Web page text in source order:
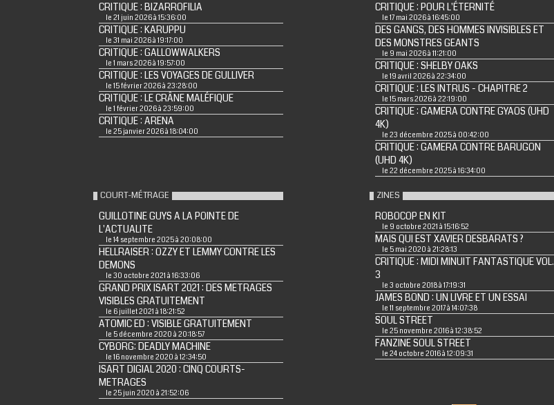
CRITIQUE : BIZARROFILIA
le 21 juin 2026 à 15:36:00
CRITIQUE : KARUPPU
le 31 mai 2026 à 19:17:00
CRITIQUE : GALLOWWALKERS
le 1 mars 2026 à 19:57:00
CRITIQUE : LES VOYAGES DE GULLIVER
le 15 février 2026 à 23:28:00
CRITIQUE : LE CRÂNE MALÉFIQUE
le 1 février 2026 à 23:59:00
CRITIQUE : ARENA
le 25 janvier 2026 à 18:04:00
CRITIQUE : POUR L'ÉTERNITÉ
le 17 mai 2026 à 16:45:00
DES GANGS, DES HOMMES INVISIBLES ET
DES MONSTRES GEANTS
le 9 mai 2026 à 11:21:00
CRITIQUE : SHELBY OAKS
le 19 avril 2026 à 22:34:00
CRITIQUE : LES INTRUS - CHAPITRE 2
le 15 mars 2026 à 22:19:00
CRITIQUE : GAMERA CONTRE GYAOS (UHD
4K)
le 23 décembre 2025 à 00:42:00
CRITIQUE : GAMERA CONTRE BARUGON
(UHD 4K)
le 22 décembre 2025 à 16:34:00
COURT-MÉTRAGE
GUILLOTINE GUYS A LA POINTE DE
L'ACTUALITE
le 14 septembre 2025 à 20:08:00
HELLRAISER : OZZY ET LEMMY CONTRE LES
DEMONS
le 30 octobre 2021 à 16:33:06
GRAND PRIX ISART 2021 : DES METRAGES
VISIBLES GRATUITEMENT
le 6 juillet 2021 à 18:21:52
ATOMIC ED : VISIBLE GRATUITEMENT
le 5 décembre 2020 à 20:18:57
CYBORG: DEADLY MACHINE
le 16 novembre 2020 à 12:34:50
ISART DIGIAL 2020 : CINQ COURTS-
METRAGES
le 25 juin 2020 à 21:52:06
ZINES
ROBOCOP EN KIT
le 9 octobre 2021 à 15:16:52
MAIS QUI EST XAVIER DESBARATS ?
le 5 mai 2020 à 21:28:13
CRITIQUE : MIDI MINUIT FANTASTIQUE VOL.
3
le 3 octobre 2018 à 17:19:31
JAMES BOND : UN LIVRE ET UN ESSAI
le 11 septembre 2017 à 14:07:38
SOUL STREET
le 25 novembre 2016 à 12:38:52
FANZINE SOUL STREET
le 24 octobre 2016 à 12:09:31